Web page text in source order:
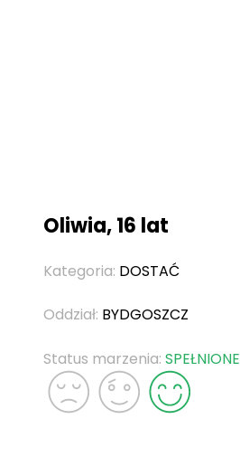
Oliwia, 16 lat
Kategoria: DOSTAĆ
Oddział: BYDGOSZCZ
Status marzenia: SPEŁNIONE